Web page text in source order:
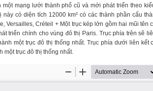
mạng lưới thành phố cũ và mới phát triển theo
có diện tích 12000 km² có các thành phần cấu
Versailles, Créteil + Một trục kép lớn gồm hai mũi tên
triển chính cho vùng đô thị Paris. Trục phía trên sẽ
một trục đô thị thống nhất. Trục phía dưới liên kết
một trục đô thị thống nhất.